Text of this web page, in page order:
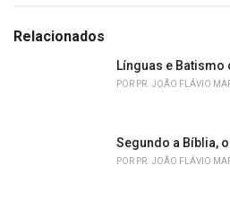
e
Relacionados
Línguas e Batismo
POR PR. JOÃO FLÁVIO
Segundo a Bíblia,
POR PR. JOÃO FLÁVIO